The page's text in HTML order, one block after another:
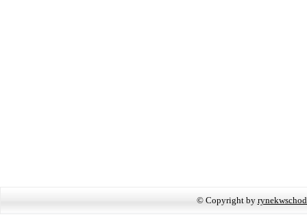
© Copyright by